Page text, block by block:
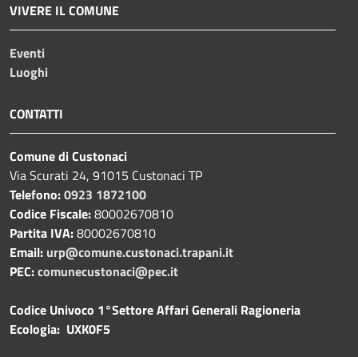
VIVERE IL COMUNE
Eventi
Luoghi
CONTATTI
Comune di Custonaci
Via Scurati 24, 91015 Custonaci TP
Telefono:0923 1872100
Codice Fiscale:80002670810
Partita IVA:80002670810
Email: urp@comune.custonaci.trapani.it
PEC:comunecustonaci@pec.it
Codice Univoco 1°Settore Affari Generali Ragioneria
Ecologia: UXK0F5